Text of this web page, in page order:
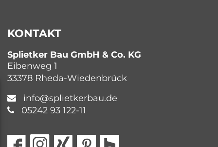
KONTAKT
Splietker Bau GmbH & Co. KG
Eibenweg 1
33378 Rheda-Wiedenbrück
info@splietkerbau.de
05242 93 122-11